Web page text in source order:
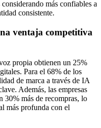
más confiables a
consistente.
ventaja competitiva
propia obtienen un 25%
Para el 68% de los
de marca a través de IA
Además, las empresas
30% más de recompras, lo
más profunda con el